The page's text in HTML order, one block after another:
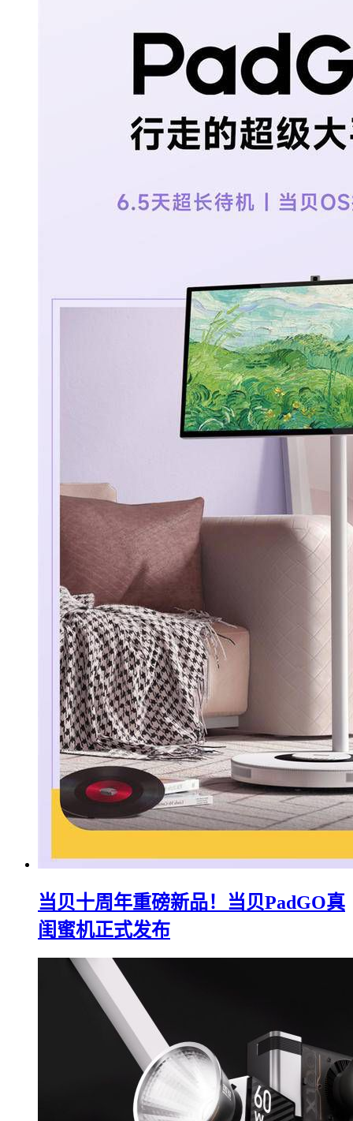
当贝十周年重磅新品！当贝PadGO真
闺蜜机正式发布